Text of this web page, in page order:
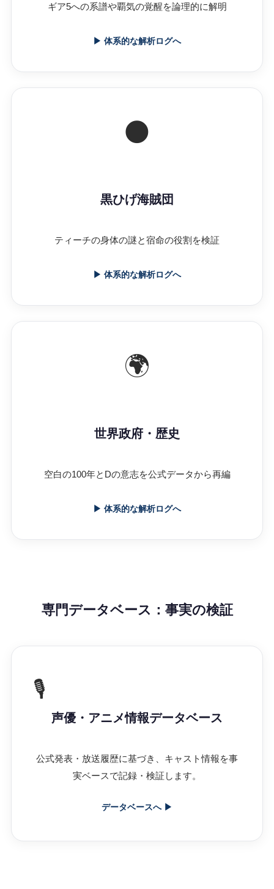
ギア5への系譜や覇気の覚醒を論理的に解明
▶ 体系的な解析ログへ
🌑
黒ひげ海賊団
ティーチの身体の謎と宿命の役割を検証
▶ 体系的な解析ログへ
🌍
世界政府・歴史
空白の100年とDの意志を公式データから再編
▶ 体系的な解析ログへ
専門データベース：事実の検証
🎙️
声優・アニメ情報データベース
公式発表・放送履歴に基づき、キャスト情報を事
実ベースで記録・検証します。
データベースへ ▶